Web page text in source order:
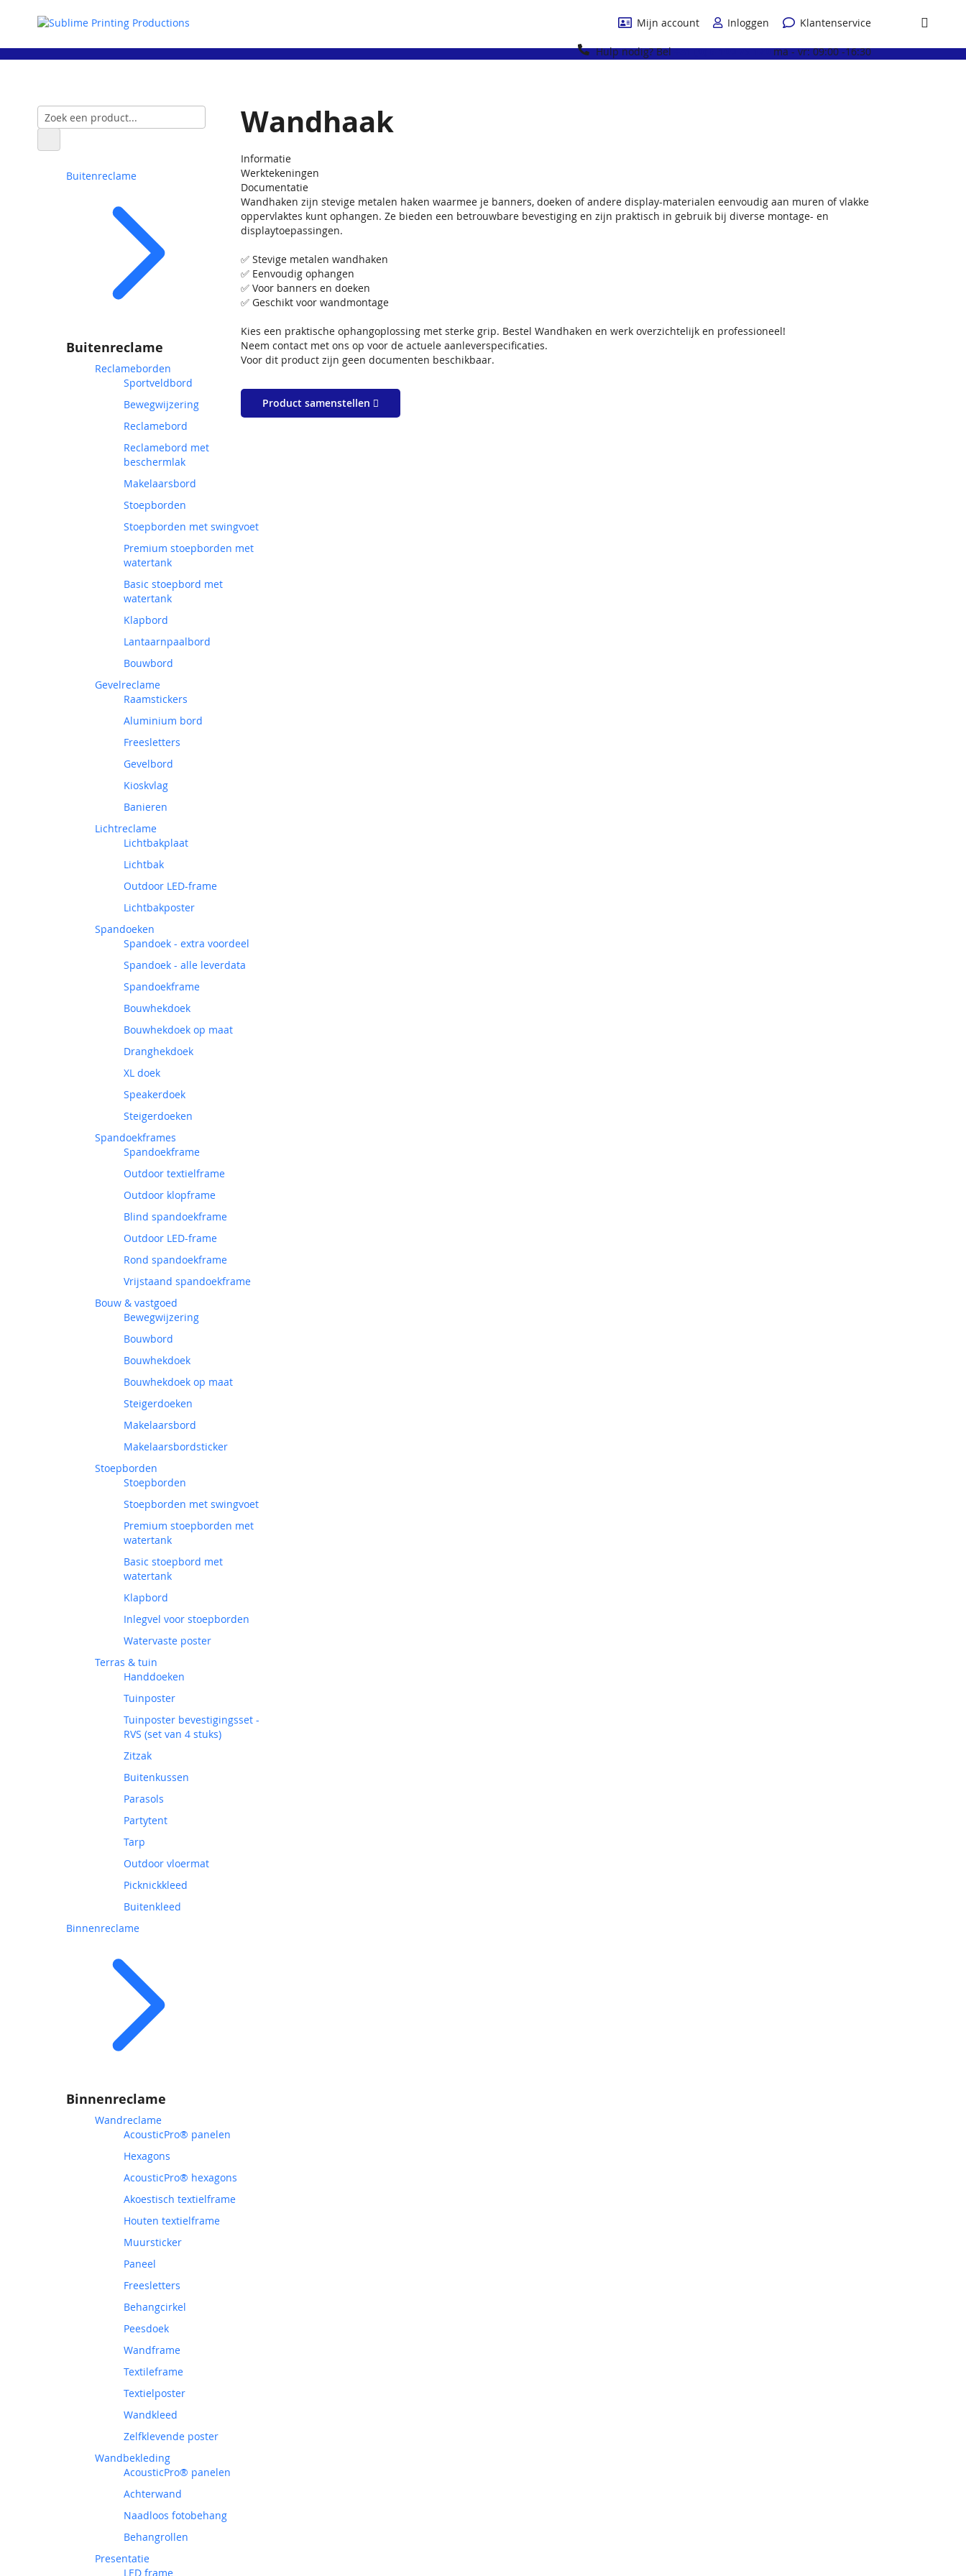
Mijn account Inloggen Klantenservice
Hulp nodig? Bel+31 (0) 6 100 75 120ma - vr: 09:00 -16:30
Wandhaak
Informatie
Werktekeningen
Documentatie
Wandhaken zijn stevige metalen haken waarmee je banners, doeken of andere display-materialen eenvoudig aan muren of vlakke
oppervlaktes kunt ophangen. Ze bieden een betrouwbare bevestiging en zijn praktisch in gebruik bij diverse montage- en
displaytoepassingen.
✅ Stevige metalen wandhaken
✅ Eenvoudig ophangen
✅ Voor banners en doeken
✅ Geschikt voor wandmontage
Kies een praktische ophangoplossing met sterke grip. Bestel Wandhaken en werk overzichtelijk en professioneel!
Neem contact met ons op voor de actuele aanleverspecificaties.
Voor dit product zijn geen documenten beschikbaar.
Product samenstellen
Buitenreclame
Buitenreclame
Reclameborden
Sportveldbord
Bewegwijzering
Reclamebord
Reclamebord met
beschermlak
Makelaarsbord
Stoepborden
Stoepborden met swingvoet
Premium stoepborden met
watertank
Basic stoepbord met
watertank
Klapbord
Lantaarnpaalbord
Bouwbord
Gevelreclame
Raamstickers
Aluminium bord
Freesletters
Gevelbord
Kioskvlag
Banieren
Lichtreclame
Lichtbakplaat
Lichtbak
Outdoor LED-frame
Lichtbakposter
Spandoeken
Spandoek - extra voordeel
Spandoek - alle leverdata
Spandoekframe
Bouwhekdoek
Bouwhekdoek op maat
Dranghekdoek
XL doek
Speakerdoek
Steigerdoeken
Spandoekframes
Spandoekframe
Outdoor textielframe
Outdoor klopframe
Blind spandoekframe
Outdoor LED-frame
Rond spandoekframe
Vrijstaand spandoekframe
Bouw & vastgoed
Bewegwijzering
Bouwbord
Bouwhekdoek
Bouwhekdoek op maat
Steigerdoeken
Makelaarsbord
Makelaarsbordsticker
Stoepborden
Stoepborden
Stoepborden met swingvoet
Premium stoepborden met
watertank
Basic stoepbord met
watertank
Klapbord
Inlegvel voor stoepborden
Watervaste poster
Terras & tuin
Handdoeken
Tuinposter
Tuinposter bevestigingsset -
RVS (set van 4 stuks)
Zitzak
Buitenkussen
Parasols
Partytent
Tarp
Outdoor vloermat
Picknickkleed
Buitenkleed
Binnenreclame
Binnenreclame
Wandreclame
AcousticPro® panelen
Hexagons
AcousticPro® hexagons
Akoestisch textielframe
Houten textielframe
Muursticker
Paneel
Freesletters
Behangcirkel
Peesdoek
Wandframe
Textileframe
Textielposter
Wandkleed
Zelfklevende poster
Wandbekleding
AcousticPro® panelen
Achterwand
Naadloos fotobehang
Behangrollen
Presentatie
LED frame